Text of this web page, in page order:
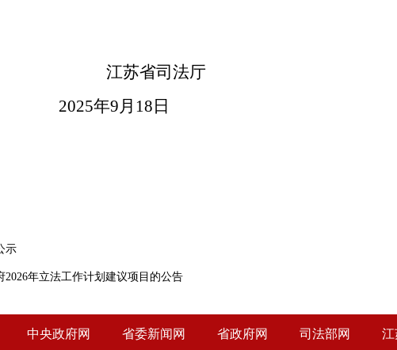
江苏省司法厅
2025年9月18日
示
年立法工作计划建议项目的公告
中央政府网 省委新闻网 省政府网 司法部网 江